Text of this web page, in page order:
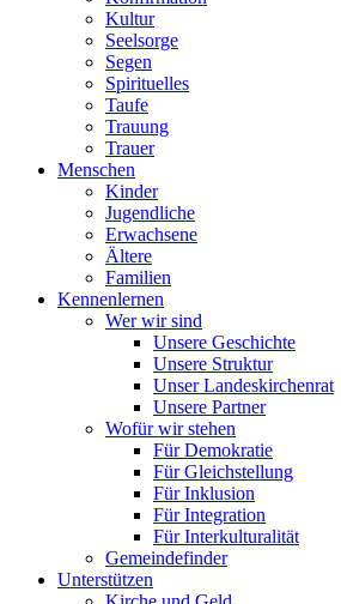
Kultur
Seelsorge
Segen
Spirituelles
Taufe
Trauung
Trauer
Menschen
Kinder
Jugendliche
Erwachsene
Ältere
Familien
Kennenlernen
Wer wir sind
Unsere Geschichte
Unsere Struktur
Unser Landeskirchenrat
Unsere Partner
Wofür wir stehen
Für Demokratie
Für Gleichstellung
Für Inklusion
Für Integration
Für Interkulturalität
Gemeindefinder
Unterstützen